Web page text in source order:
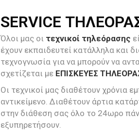
SERVICE
Όλοι μας οι τεχνικοί τηλεόρασης
έχουν εκπαιδευτεί κατάλληλα και
τεχνογνωσία για να μπορούν να
σχετίζεται με ΕΠΙΣΚΕΥΕΣ
Οι τεχνικοί μας διαθέτουν χρόνια
αντικείμενο. Διαθέτουν άρτια
στην διάθεση σας όλο το 24ωρο
εξυπηρετήσουν.